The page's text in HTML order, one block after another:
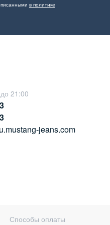
в политике
21:00
jeans.com
Способы оплаты